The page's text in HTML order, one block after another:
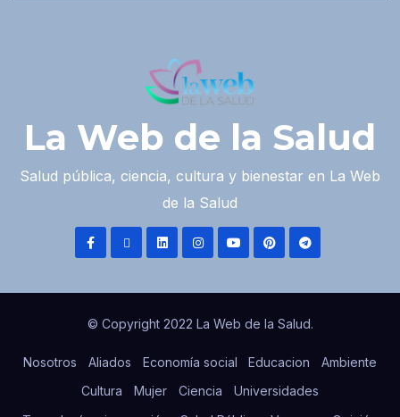
La Web de la Salud
Salud pública, ciencia, cultura y bienestar en La Web
de la Salud
© Copyright 2022 La Web de la Salud.
Nosotros Aliados Economía social Educacion
Ambiente
Cultura
Mujer Ciencia
Universidades